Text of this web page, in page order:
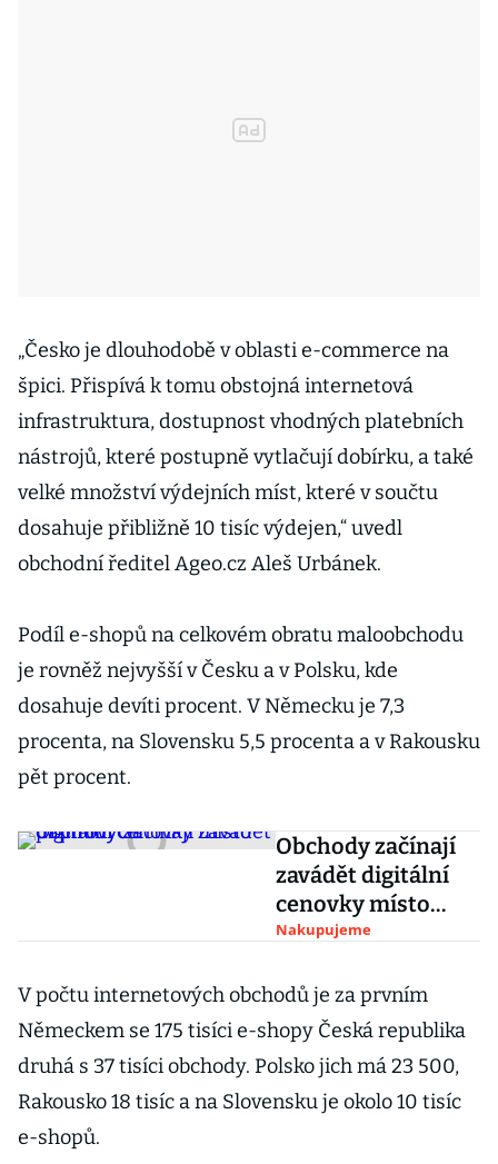
„Česko je dlouhodobě v oblasti e-commerce na
špici. Přispívá k tomu obstojná internetová
infrastruktura, dostupnost vhodných platebních
nástrojů, které postupně vytlačují dobírku, a také
velké množství výdejních míst, které v součtu
dosahuje přibližně 10 tisíc výdejen,“ uvedl
obchodní ředitel Ageo.cz Aleš Urbánek.
Podíl e-shopů na celkovém obratu maloobchodu
je rovněž nejvyšší v Česku a v Polsku, kde
dosahuje devíti procent. V Německu je 7,3
procenta, na Slovensku 5,5 procenta a v Rakousku
pět procent.
Obchody začínají
zavádět digitální
cenovky místo
papírových
Nakupujeme
V počtu internetových obchodů je za prvním
Německem se 175 tisíci e-shopy Česká republika
druhá s 37 tisíci obchody. Polsko jich má 23 500,
Rakousko 18 tisíc a na Slovensku je okolo 10 tisíc
e-shopů.